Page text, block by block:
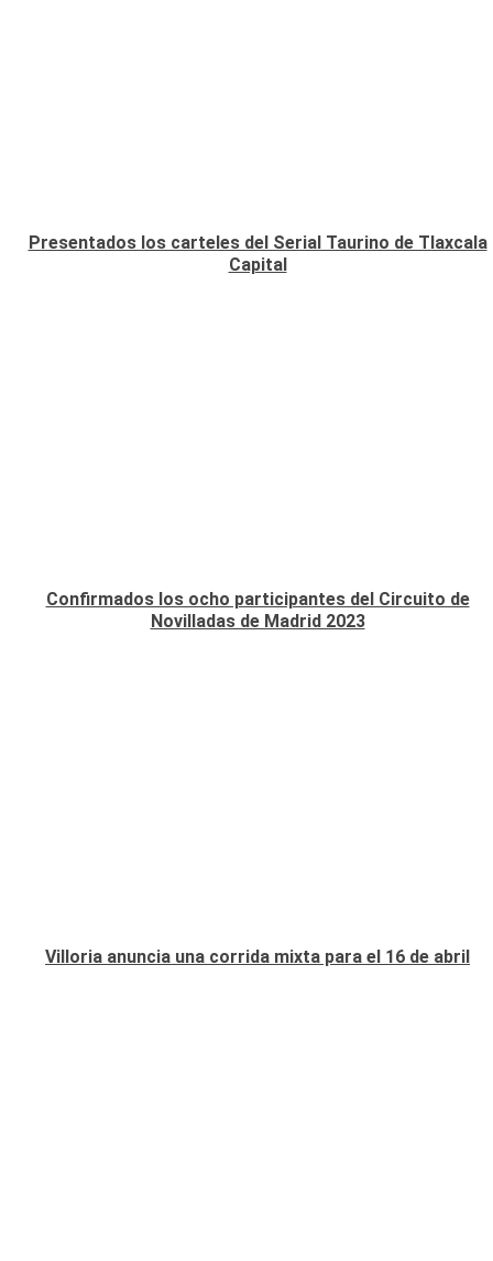
Presentados los carteles del Serial Taurino de Tlaxcala
Capital
Confirmados los ocho participantes del Circuito de
Novilladas de Madrid 2023
Villoria anuncia una corrida mixta para el 16 de abril